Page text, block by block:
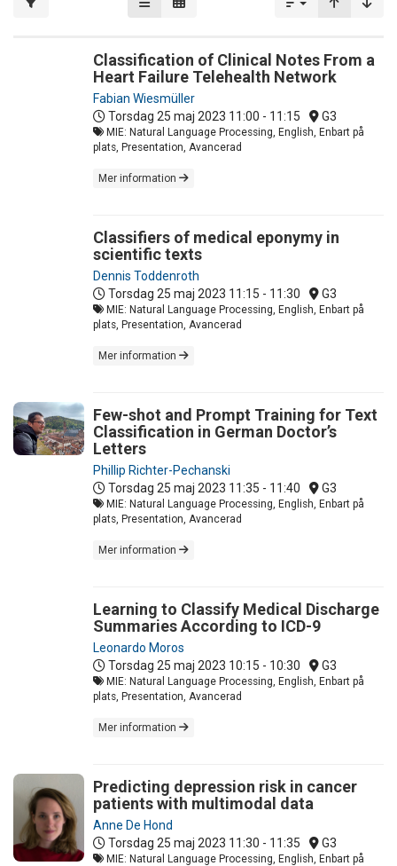
Classification of Clinical Notes From a
Heart Failure Telehealth Network
Fabian Wiesmüller
Torsdag 25 maj 2023 11:00 - 11:15 G3
MIE: Natural Language Processing, English, Enbart på
plats, Presentation, Avancerad
Mer information
Classifiers of medical eponymy in
scientific texts
Dennis Toddenroth
Torsdag 25 maj 2023 11:15 - 11:30 G3
MIE: Natural Language Processing, English, Enbart på
plats, Presentation, Avancerad
Mer information
Few-shot and Prompt Training for Text
Classification in German Doctor’s
Letters
Phillip Richter-Pechanski
Torsdag 25 maj 2023 11:35 - 11:40 G3
MIE: Natural Language Processing, English, Enbart på
plats, Presentation, Avancerad
Mer information
Learning to Classify Medical Discharge
Summaries According to ICD-9
Leonardo Moros
Torsdag 25 maj 2023 10:15 - 10:30 G3
MIE: Natural Language Processing, English, Enbart på
plats, Presentation, Avancerad
Mer information
Predicting depression risk in cancer
patients with multimodal data
Anne De Hond
Torsdag 25 maj 2023 11:30 - 11:35 G3
MIE: Natural Language Processing, English, Enbart på